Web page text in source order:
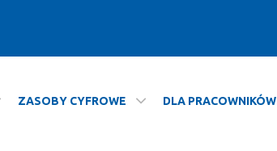
ZASOBY CYFROWE DLA PRACOWNIKÓW